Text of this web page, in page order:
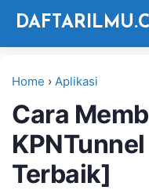
Langsung
Home › Aplikasi
Cara
Terbaik]